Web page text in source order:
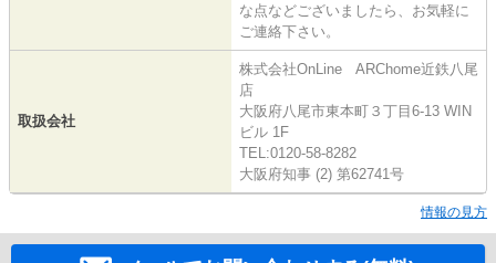
な点などございましたら、お気軽に
ご連絡下さい。
取扱会社
株式会社OnLine ARChome近鉄八尾
店
大阪府八尾市東本町３丁目6-13 WIN
ビル 1F
TEL:0120-58-8282
大阪府知事 (2) 第62741号
情報の見方